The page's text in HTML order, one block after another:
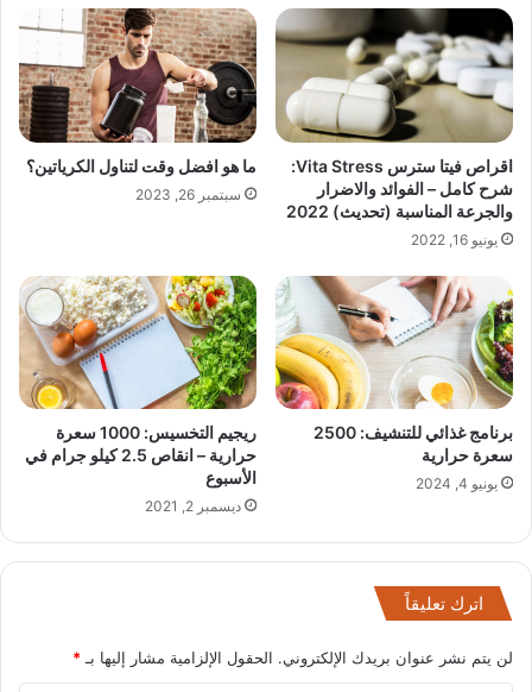
اقراص فيتا سترس Vita Stress:
شرح كامل – الفوائد والاضرار
والجرعة المناسبة (تحديث) 2022
يونيو 16, 2022
ما هو افضل وقت لتناول الكرياتين؟
سبتمبر 26, 2023
برنامج غذائي للتنشيف: 2500
سعرة حرارية
يونيو 4, 2024
ريجيم التخسيس: 1000 سعرة
حرارية – انقاص 2.5 كيلو جرام في
الأسبوع
ديسمبر 2, 2021
اترك تعليقاً
لن يتم نشر عنوان بريدك الإلكتروني. الحقول الإلزامية مشار إليها بـ*